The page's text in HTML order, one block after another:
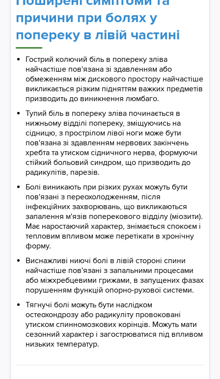
причини при болях у
попереку в лівій частині​​​​​​​
Гострий колючий біль в попереку зліва
найчастіше пов'язана зі здавленням або
обмеженням між дискового простору найчастіше
викликається різким підняттям важких предметів
призводить до виникнення люмбаго.
Тупий біль в попереку зліва починається в
нижньому відділі попереку, зміщуючись на
сідницю, з прострілом лівої ноги може бути
пов'язана зі здавленням нервових закінчень
хребта та утиском сідничного нерва, формуючи
стійкий больовий синдром, що призводить до
радикулітів, парезів.
Болі виникають при різких рухах можуть бути
пов'язані з переохолодженням, після
інфекційних захворювань, що викликаються
запалення м'язів поперекового відділу (міозити).
Має наростаючий характер, знімається спокоєм і
тепловим впливом може перетікати в хронічну
форму.
Виснажливі ниючі болі в лівій стороні спини
найчастіше пов'язані з запальними процесами
або міжхребцевими грижами, в запущених фазах
порушенням функцій опорно-рухової системи.
Тягнучі болі можуть бути наслідком
остеохондрозу або радикуліту провоковані
утиском спинномозкових корінців. Можуть мати
сезонний характер і загострюватися під впливом
низьких температур.